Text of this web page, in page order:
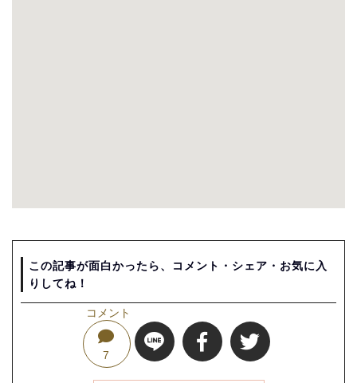
この記事が面白かったら、コメント・シェア・お気に入
りしてね！
コメント
7